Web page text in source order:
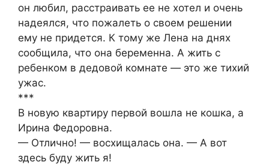
он любил, расстраивать ее не хотел и очень
надеялся, что пожалеть о своем решении
ему не придется. К тому же Лена на днях
сообщила, что она беременна. А жить с
ребенком в дедовой комнате — это же тихий
ужас.
***
В новую квартиру первой вошла не кошка, а
Ирина Федоровна.
— Отлично! — восхищалась она. — А вот
здесь буду жить я!